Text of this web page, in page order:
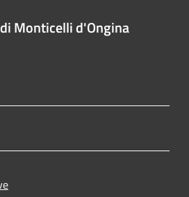
Monticelli d'Ongina